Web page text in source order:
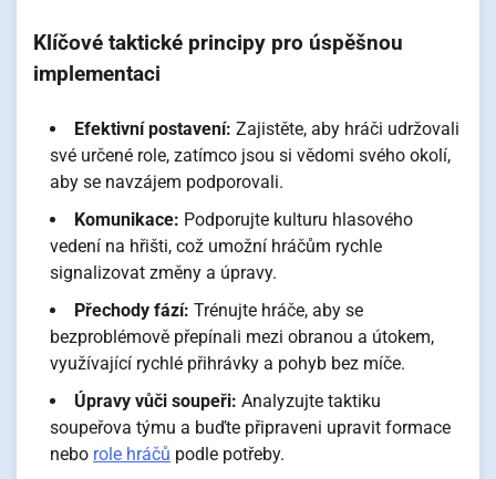
Klíčové taktické principy pro úspěšnou
implementaci
Efektivní postavení: Zajistěte, aby hráči udržovali
své určené role, zatímco jsou si vědomi svého okolí,
aby se navzájem podporovali.
Komunikace: Podporujte kulturu hlasového
vedení na hřišti, což umožní hráčům rychle
signalizovat změny a úpravy.
Přechody fází: Trénujte hráče, aby se
bezproblémově přepínali mezi obranou a útokem,
využívající rychlé přihrávky a pohyb bez míče.
Úpravy vůči soupeři: Analyzujte taktiku
soupeřova týmu a buďte připraveni upravit formace
nebo role hráčů podle potřeby.